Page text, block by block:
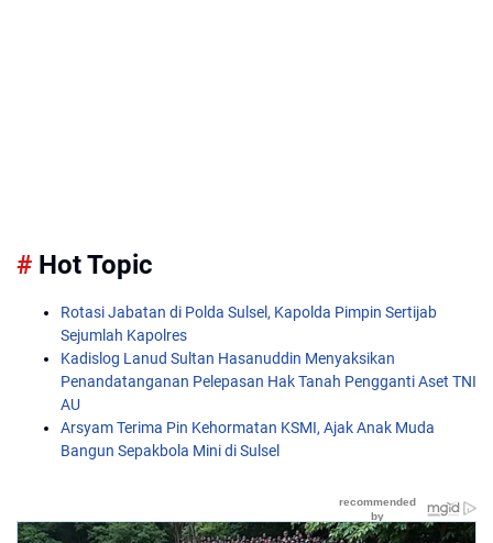
# Hot Topic
Rotasi Jabatan di Polda Sulsel, Kapolda Pimpin Sertijab
Sejumlah Kapolres
Kadislog Lanud Sultan Hasanuddin Menyaksikan
Penandatanganan Pelepasan Hak Tanah Pengganti Aset TNI
AU
Arsyam Terima Pin Kehormatan KSMI, Ajak Anak Muda
Bangun Sepakbola Mini di Sulsel